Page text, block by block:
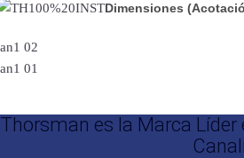
Dimensiones
Thorsman es la Marca